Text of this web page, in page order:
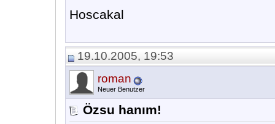
Hoscakal
19.10.2005, 19:53
roman
Neuer Benutzer
Özsu hanım!